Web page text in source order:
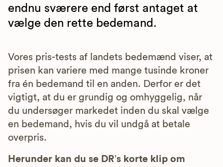
endnu sværere end først antaget at
vælge den rette bedemand.
Vores pris-tests af landets bedemænd viser, at
prisen kan variere med mange tusinde kroner
fra én bedemand til en anden. Derfor er det
vigtigt, at du er grundig og omhyggelig, når
du undersøger markedet inden du skal vælge
en bedemand, hvis du vil undgå at betale
overpris.
Herunder kan du se DR’s korte klip om